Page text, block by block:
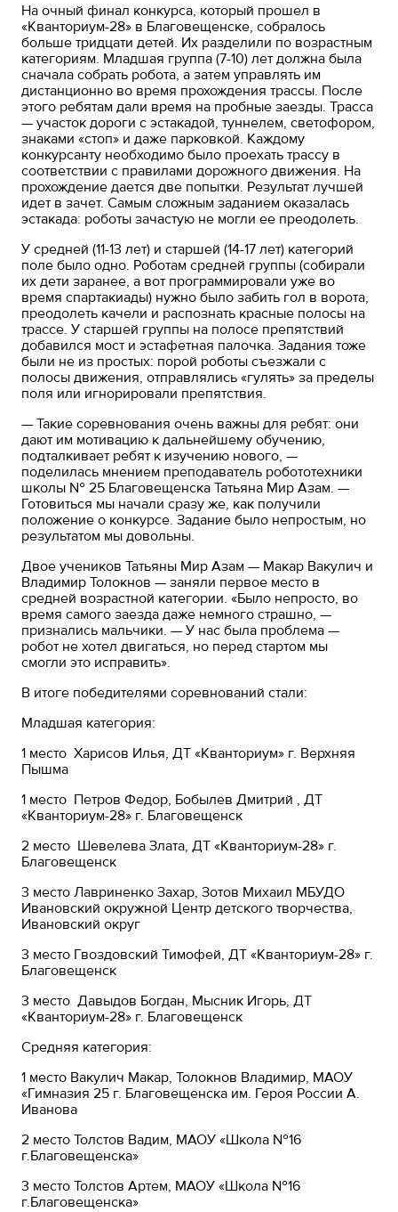
На очный финал конкурса, который прошел в
«Кванториум-28» в Благовещенске, собралось
больше тридцати детей. Их разделили по возрастным
категориям. Младшая группа (7-10) лет должна была
сначала собрать робота, а затем управлять им
дистанционно во время прохождения трассы. После
этого ребятам дали время на пробные заезды. Трасса
— участок дороги с эстакадой, туннелем, светофором,
знаками «стоп» и даже парковкой. Каждому
конкурсанту необходимо было проехать трассу в
соответствии с правилами дорожного движения. На
прохождение дается две попытки. Результат лучшей
идет в зачет. Самым сложным заданием оказалась
эстакада: роботы зачастую не могли ее преодолеть.
У средней (11-13 лет) и старшей (14-17 лет) категорий
поле было одно. Роботам средней группы (собирали
их дети заранее, а вот программировали уже во
время спартакиады) нужно было забить гол в ворота,
преодолеть качели и распознать красные полосы на
трассе. У старшей группы на полосе препятствий
добавился мост и эстафетная палочка. Задания тоже
были не из простых: порой роботы съезжали с
полосы движения, отправлялись «гулять» за пределы
поля или игнорировали препятствия.
— Такие соревнования очень важны для ребят: они
дают им мотивацию к дальнейшему обучению,
подталкивает ребят к изучению нового, —
поделилась мнением преподаватель робототехники
школы № 25 Благовещенска Татьяна Мир Азам. —
Готовиться мы начали сразу же, как получили
положение о конкурсе. Задание было непростым, но
результатом мы довольны.
Двое учеников Татьяны Мир Азам — Макар Вакулич и
Владимир Толокнов — заняли первое место в
средней возрастной категории. «Было непросто, во
время самого заезда даже немного страшно, —
признались мальчики. — У нас была проблема —
робот не хотел двигаться, но перед стартом мы
смогли это исправить».
В итоге победителями соревнований стали:
Младшая категория:
1 место Харисов Илья, ДТ «Кванториум» г. Верхняя
Пышма
1 место Петров Федор, Бобылев Дмитрий , ДТ
«Кванториум-28» г. Благовещенск
2 место Шевелева Злата, ДТ «Кванториум-28» г.
Благовещенск
3 место Лавриненко Захар, Зотов Михаил МБУДО
Ивановский окружной Центр детского творчества,
Ивановский округ
3 место Гвоздовский Тимофей, ДТ «Кванториум-28» г.
Благовещенск
3 место Давыдов Богдан, Мысник Игорь, ДТ
«Кванториум-28» г. Благовещенск
Средняя категория:
1 место Вакулич Макар, Толокнов Владимир, МАОУ
«Гимназия 25 г. Благовещенска им. Героя России А.
Иванова
2 место Толстов Вадим, МАОУ «Школа №16
г.Благовещенска»
3 место Толстов Артем, МАОУ «Школа №16
г.Благовещенска»